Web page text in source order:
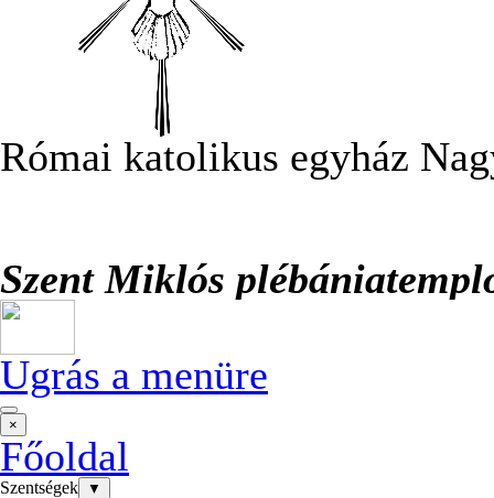
Római katolikus egyház
Szent Miklós
Ugrás a menüre
×
Főoldal
Szentségek ▼